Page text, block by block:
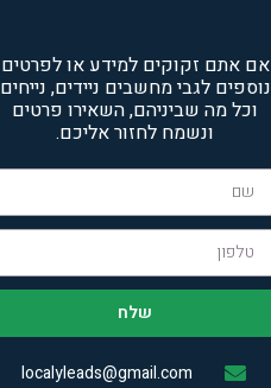
אם אתם זקוקים למידע או לפרטים
נוספים לגבי מחשבים ניידים, נייחים
וכל מה שביניהם, השאירו פרטים
ונשמח לחזור אליכם.
שלח
localyleads@gmail.com